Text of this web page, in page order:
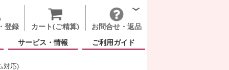
登録 カート(ご精算)
お問合せ・返品
サービス・情報
ご利用ガイド
対応)